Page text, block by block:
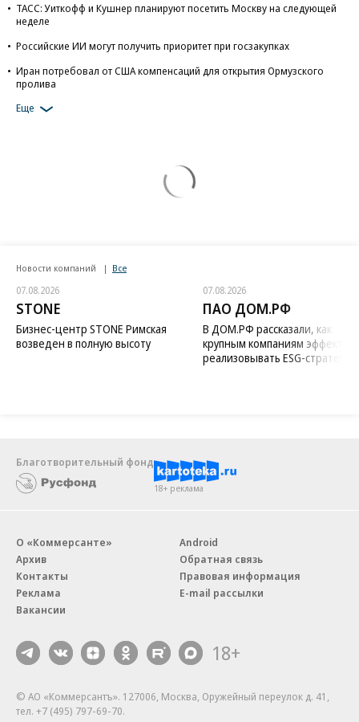
ТАСС: Уиткофф и Кушнер планируют посетить Москву на следующей
неделе
Российские ИИ могут получить приоритет при госзакупках
Иран потребовал от США компенсаций для открытия Ормузского
пролива
Еще
Новости компаний Все
07.08.2026
STONE
Бизнес-центр STONE Римская
возведен в полную высоту
07.08.2026
ПАО ДОМ.РФ
В ДОМ.РФ рассказали, как
крупным компаниям
реализовывать ESG-стратегию
Благотворительный фонд
18+ реклама
О «Коммерсанте»
Архив
Контакты
Реклама
Вакансии
Android
Обратная связь
Правовая информация
E-mail рассылки
18+
© АО «Коммерсантъ». 127006, Москва, Оружейный переулок д. 41,
тел. +7 (495) 797-69-70.